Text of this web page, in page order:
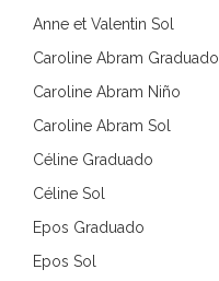
Anne et Valentin Sol
Caroline Abram Graduado
Caroline Abram Niño
Caroline Abram Sol
Céline Graduado
Céline Sol
Epos Graduado
Epos Sol